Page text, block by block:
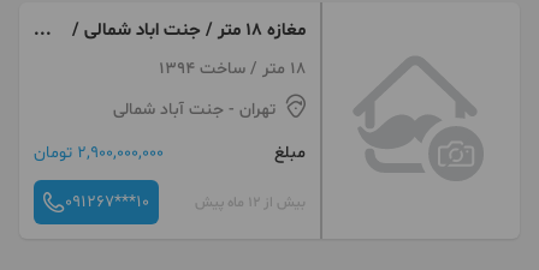
مغازه ١٨ متر / جنت اباد شمالى /
شهرک مبعث
18 متر / ساخت 1394
تهران - جنت آباد شمالی
مبلغ
2,900,000,000 تومان
بیش از 12 ماه پیش 091267***10